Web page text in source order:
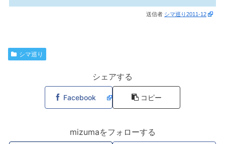
送信者 シマ巡り2011-12
シマ巡り
シェアする
Facebook コピー
mizumaをフォローする